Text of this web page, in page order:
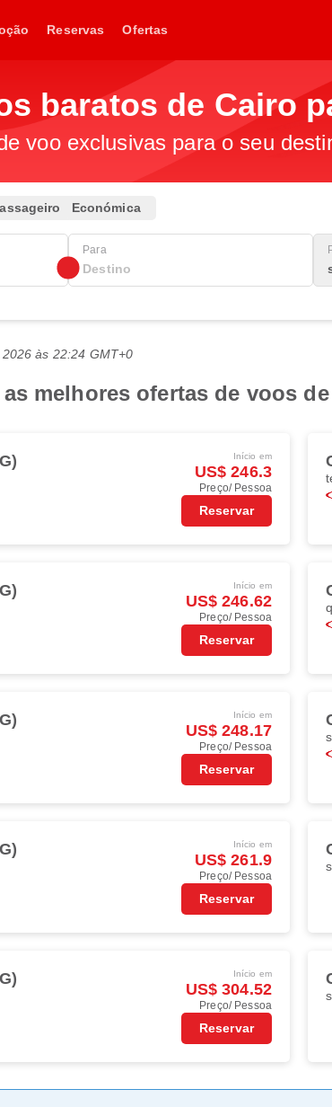
Reservas Ofertas
baratos de Cairo
voo exclusivas para o seu
Económica
Para
às 22:24 GMT+0
melhores ofertas de voos
Início em
US$ 246.3
Preço/ Pessoa
Reservar
Início em
US$ 246.62
Preço/ Pessoa
Reservar
Início em
US$ 248.17
Preço/ Pessoa
Reservar
Início em
US$ 261.9
Preço/ Pessoa
Reservar
Início em
US$ 304.52
Preço/ Pessoa
Reservar